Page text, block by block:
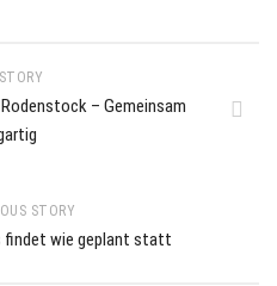
– Gemeinsam
STORY
findet wie geplant statt